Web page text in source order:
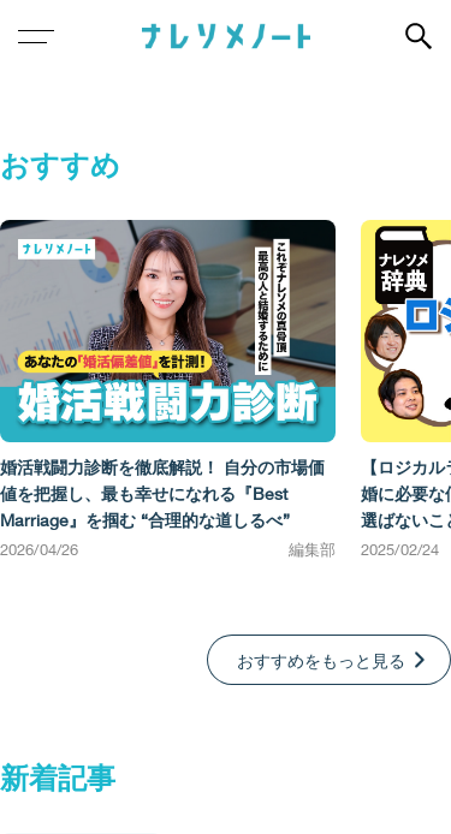
おすすめ
婚活戦闘力診断を徹底解説！ 自分の市場価
値を把握し、最も幸せになれる『Best
Marriage』を掴む “合理的な道しるべ”
2026/04/26 編集部
【ロジカ
婚に必要な
選ばないこ
2025/02/24
おすすめをもっと見る
新着記事